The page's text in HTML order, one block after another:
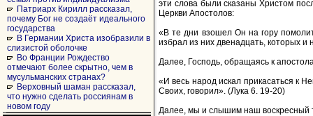
Патриарх Кирилл рассказал,
почему Бог не создаёт идеального
государства
В Германии Христа изобразили в
слизистой оболочке
Во Франции Рождество
отмечают более скрытно, чем в
мусульманских странах?
Верховный шаман рассказал,
что нужно сделать россиянам в
новом году
эти слова были сказаны Христом
Церкви Апостолов:
«В те дни взошел Он на гору
избрал из них двенадцать, которых
Далее, Господь, обращаясь к
«И весь народ искал прикасаться к
Своих, говорил». (Лука 6. 19-20)
Далее, мы и слышим наш воскресный